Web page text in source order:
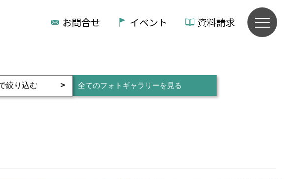
お問合せ イベント 資料請求
全てのフォトギャラリーを見る